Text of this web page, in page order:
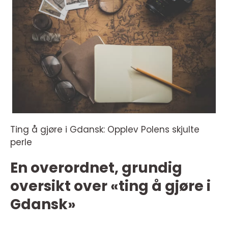
Ting å gjøre i Gdansk: Opplev Polens skjulte
perle
En overordnet, grundig
oversikt over «ting å gjøre i
Gdansk»